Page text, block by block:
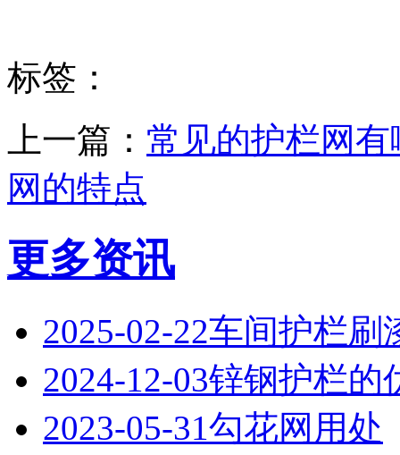
标签：
上一篇： 常见的护栏网有
网的特点
更多资讯
2025-02-22车间护栏刷
2024-12-03锌钢护栏的
2023-05-31勾花网用处